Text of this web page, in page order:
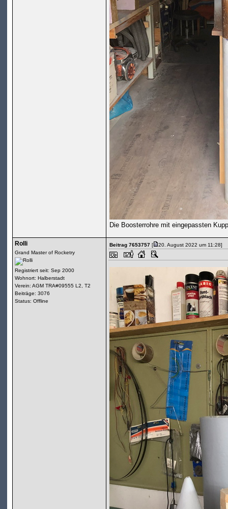
Die Boosterrohre mit eingepassten
Rolli
Grand Master of Rocketry
Registriert seit: Sep 2000
Wohnort: Halberstadt
Verein: AGM TRA#09555 L2, T2
Beiträge: 3076
Status: Offline
Beitrag 7653757[ 20. August 2022 um 11:28]